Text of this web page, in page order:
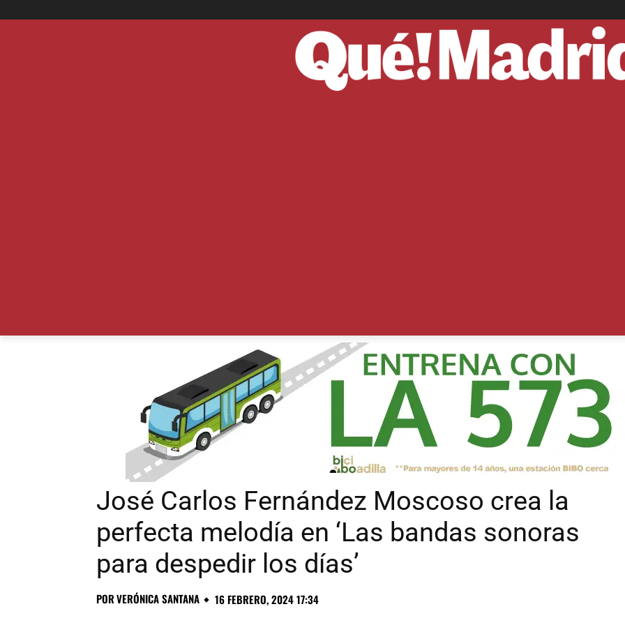
José Carlos Fernández Moscoso crea la
perfecta melodía en ‘Las bandas sonoras
para despedir los días’
PORVERÓNICA SANTANA 16 FEBRERO, 2024 17:34